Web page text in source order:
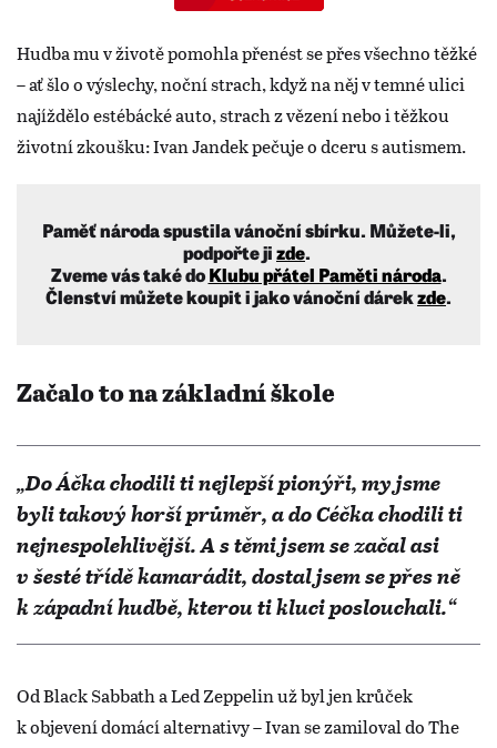
Hudba mu v životě pomohla přenést se přes všechno těžké
– ať šlo o výslechy, noční strach, když na něj v temné ulici
najíždělo estébácké auto, strach z vězení nebo i těžkou
životní zkoušku: Ivan Jandek pečuje o dceru s autismem.
Paměť národa spustila vánoční sbírku. Můžete-li,
podpořte jizde.
Zveme vás také doKlubu přátel Paměti národa.
Členství můžete koupit i jako vánoční dárekzde.
Začalo to na základní škole
„Do Áčka chodili ti nejlepší pionýři, my jsme
byli takový horší průměr, a do Céčka chodili ti
nejnespolehlivější. A s těmi jsem se začal asi
v šesté třídě kamarádit, dostal jsem se přes ně
k západní hudbě, kterou ti kluci poslouchali.“
Od Black Sabbath a Led Zeppelin už byl jen krůček
k objevení domácí alternativy – Ivan se zamiloval do The